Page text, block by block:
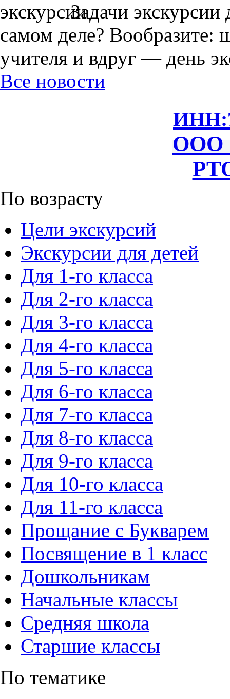
Задачи
самом деле? Вообразите:
учителя и вдруг — день
Все новости
ИНН:
ООО
По возрасту
Цели экскурсий
Экскурсии для детей
Для 1-го класса
Для 2-го класса
Для 3-го класса
Для 4-го класса
Для 5-го класса
Для 6-го класса
Для 7-го класса
Для 8-го класса
Для 9-го класса
Для 10-го класса
Для 11-го класса
Прощание с Букварем
Посвящение в 1 класс
Дошкольникам
Начальные классы
Средняя школа
Старшие классы
По тематике